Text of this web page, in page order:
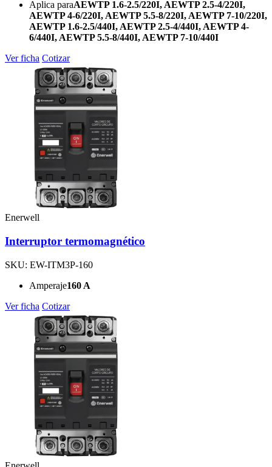
Aplica paraAEWTP 1.6-2.5/220I, AEWTP 2.5-4/220I,
AEWTP 4-6/220I, AEWTP 5.5-8/220I, AEWTP 7-10/220I,
AEWTP 1.6-2.5/440I, AEWTP 2.5-4/440I, AEWTP 4-
6/440I, AEWTP 5.5-8/440I, AEWTP 7-10/440I
Ver ficha Cotizar
Enerwell
Interruptor termomagnético
SKU: EW-ITM3P-160
Amperaje160 A
Ver ficha Cotizar